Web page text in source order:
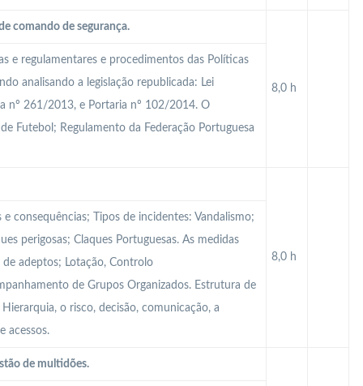
comando de segurança.
8,0 h
e regulamentares e procedimentos das Políticas
analisando a legislação republicada: Lei
nº 261/2013, e Portaria nº 102/2014. O
Futebol; Regulamento da Federação Portuguesa
8,0 h
consequências; Tipos de incidentes: Vandalismo;
perigosas; Claques Portuguesas. As medidas
adeptos; Lotação, Controlo
de Grupos Organizados. Estrutura de
o risco, decisão, comunicação, a
acessos.
de multidões.